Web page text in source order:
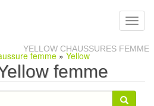
YELLOW CHAUSSURES FEMME
femme » Yellow
femme